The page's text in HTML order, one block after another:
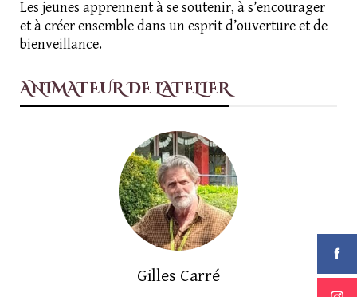
Les jeunes apprennent à se soutenir, à s’encourager
et à créer ensemble dans un esprit d’ouverture et de
bienveillance.
ANIMATEUR DE L'ATELIER
Gilles Carré